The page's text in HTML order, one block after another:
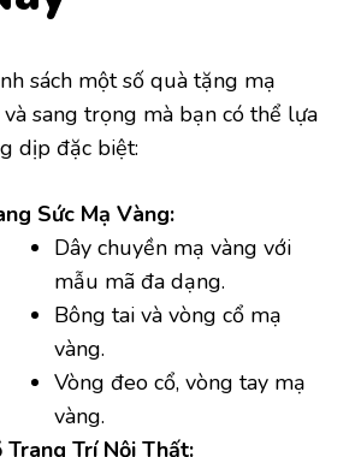
sách một số quà tặng mạ
sang trọng mà bạn có thể lựa
dịp đặc biệt:
Sức Mạ Vàng:
Dây chuyền mạ vàng với
mẫu mã đa dạng.
Bông tai và vòng cổ mạ
vàng.
Vòng đeo cổ, vòng tay mạ
vàng.
Trí Nội Thất: